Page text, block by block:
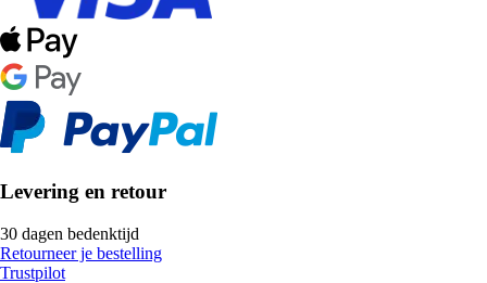
Levering en retour
30 dagen bedenktijd
Retourneer je bestelling
Trustpilot